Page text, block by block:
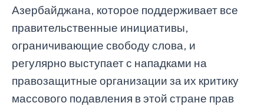
Азербайджана, которое поддерживает все
правительственные инициативы,
ограничивающие свободу слова, и
регулярно выступает с нападками на
правозащитные организации за их критику
массового подавления в этой стране прав